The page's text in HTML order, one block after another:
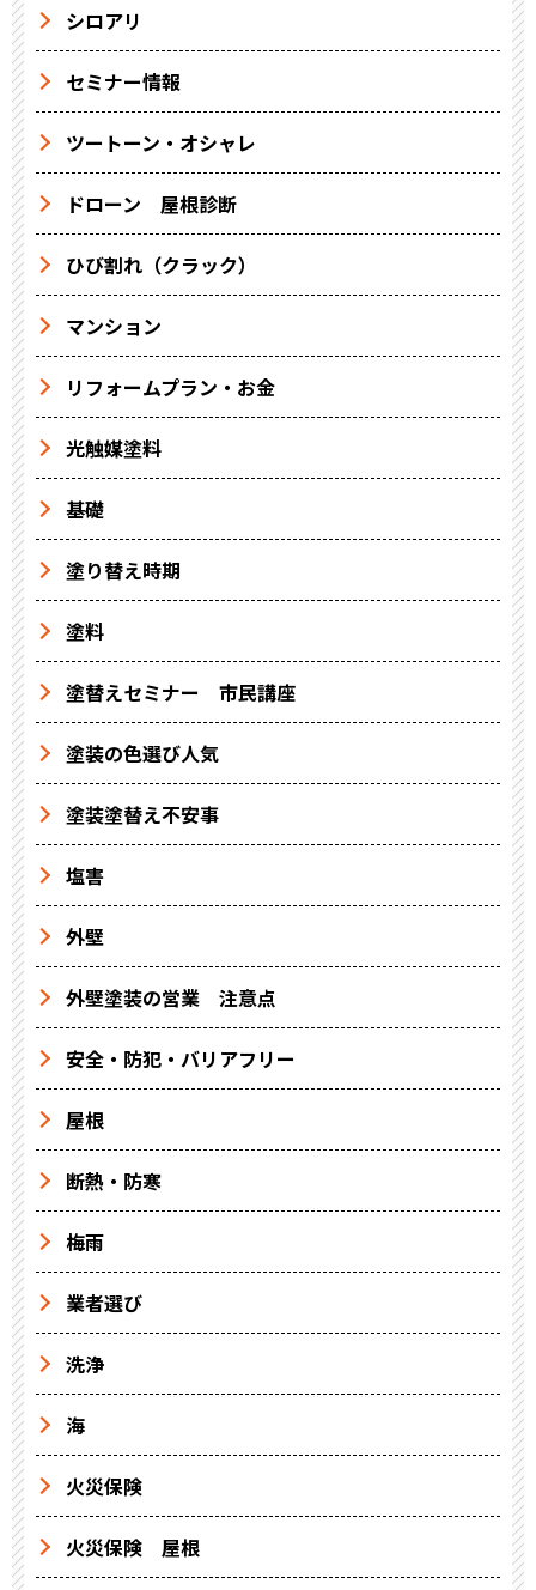
シロアリ
セミナー情報
ツートーン・オシャレ
ドローン 屋根診断
ひび割れ（クラック）
マンション
リフォームプラン・お金
光触媒塗料
基礎
塗り替え時期
塗料
塗替えセミナー 市民講座
塗装の色選び人気
塗装塗替え不安事
塩害
外壁
外壁塗装の営業 注意点
安全・防犯・バリアフリー
屋根
断熱・防寒
梅雨
業者選び
洗浄
海
火災保険
火災保険 屋根